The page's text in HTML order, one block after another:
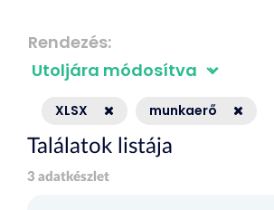
Rendezés
XLSX munkaerő
Találatok listája
3 adatkészlet